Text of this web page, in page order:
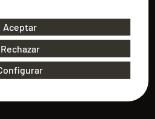
Aceptar
Rechazar